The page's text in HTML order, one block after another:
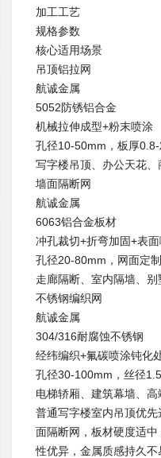
加工工艺
规格参数
核心适用场景
吊顶铝拉网
航诚金属
5052防锈铝合金
机械拉伸成型+粉末喷涂
孔径10-50mm，板厚
写字楼吊顶、办公天花
墙面隔断网
航诚金属
6063铝合金板材
冲孔裁切+折弯加固+表
孔径20-80mm，网面定
走廊隔断、室内隔墙、
不锈钢编织网
航诚金属
304/316耐腐蚀不锈钢
经纬编织+氟碳喷涂钝化
孔径30-100mm，丝径
电梯轿厢、建筑幕墙、
普通写字楼室内吊顶优
面隔断网，板材硬度适
性优异，金属质感持久